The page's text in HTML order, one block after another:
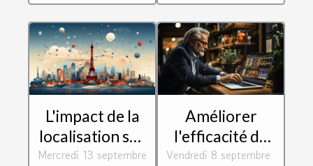
L'impact de la
localisation sur
le SEO :
Mercredi 13 septembre
Améliorer
l'efficacité de
votre
Vendredi 8 septembre